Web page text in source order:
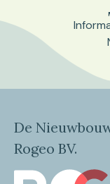
De
Rogeo BV.